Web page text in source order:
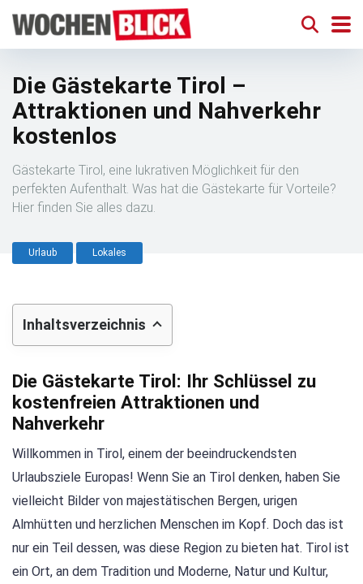
Die Gästekarte Tirol –
Attraktionen und Nahverkehr
kostenlos
Gästekarte Tirol, eine lukrativen Möglichkeit für den
perfekten Aufenthalt. Was hat die Gästekarte für Vorteile?
Hier finden Sie alles dazu.
Urlaub Lokales
Inhaltsverzeichnis
Die Gästekarte Tirol: Ihr Schlüssel zu
kostenfreien Attraktionen und
Nahverkehr
Willkommen in Tirol, einem der beeindruckendsten
Urlaubsziele Europas! Wenn Sie an Tirol denken, haben Sie
vielleicht Bilder von majestätischen Bergen, urigen
Almhütten und herzlichen Menschen im Kopf. Doch das ist
nur ein Teil dessen, was diese Region zu bieten hat. Tirol ist
ein Ort, an dem Tradition und Moderne, Natur und Kultur,